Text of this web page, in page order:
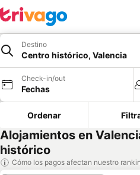
Destino
Centro histórico, Valencia
Check-in/out
Fechas
Ordenar
Alojamientos en
histórico
Cómo los pagos afectan nuestro